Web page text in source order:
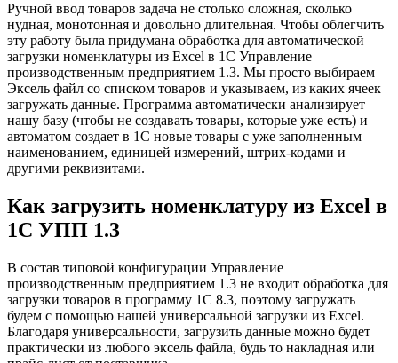
Ручной ввод товаров задача не столько сложная, сколько
нудная, монотонная и довольно длительная. Чтобы облегчить
эту работу была придумана обработка для автоматической
загрузки номенклатуры из Excel в 1С Управление
производственным предприятием 1.3. Мы просто выбираем
Эксель файл со списком товаров и указываем, из каких ячеек
загружать данные. Программа автоматически анализирует
нашу базу (чтобы не создавать товары, которые уже есть) и
автоматом создает в 1С новые товары с уже заполненным
наименованием, единицей измерений, штрих-кодами и
другими реквизитами.
Как загрузить номенклатуру из Excel в
1С УПП 1.3
В состав типовой конфигурации Управление
производственным предприятием 1.3 не входит обработка для
загрузки товаров в программу 1С 8.3, поэтому загружать
будем с помощью нашей универсальной загрузки из Excel.
Благодаря универсальности, загрузить данные можно будет
практически из любого эксель файла, будь то накладная или